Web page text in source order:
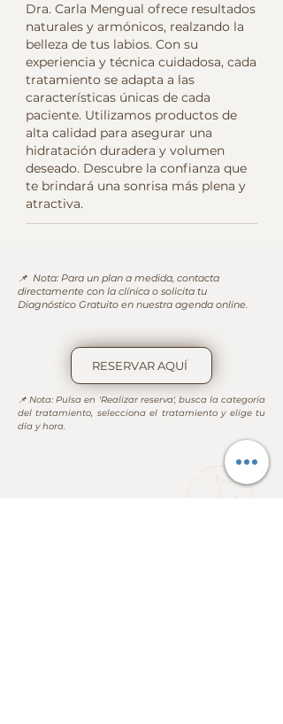
Dra. Carla Mengual ofrece resultados
naturales y armónicos, realzando la
belleza de tus labios. Con su
experiencia y técnica cuidadosa, cada
tratamiento se adapta a las
características únicas de cada
paciente. Utilizamos productos de
alta calidad para asegurar una
hidratación duradera y volumen
deseado. Descubre la confianza que
te brindará una sonrisa más plena y
atractiva.
📌 Nota: Para un plan a medida, contacta
directamente con la clínica o solicita tu
Diagnóstico Gratuito en nuestra agenda online.
RESERVAR AQUÍ
📌 Nota: Pulsa en 'Realizar reserva', busca la categoría
del tratamiento, selecciona el tratamiento y elige tu
día y hora.